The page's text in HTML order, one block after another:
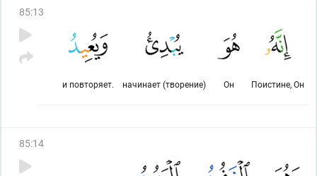
85:13
Поистине, Он
Он
начинает (творение)
и повторяет.
85:14